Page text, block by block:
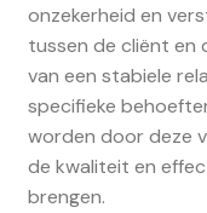
onzekerheid en
tussen de cliënt en
van een stabiele
specifieke
worden door deze
de kwaliteit en
brengen.